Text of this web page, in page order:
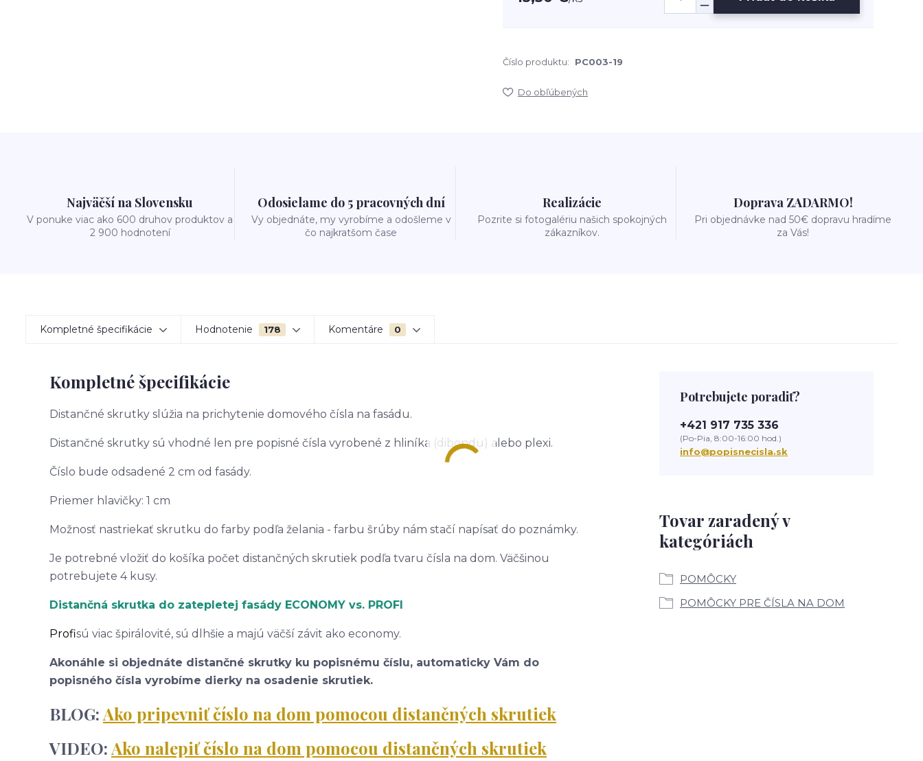
Číslo produktu: PC003-19
Do obľúbených
Najväčší na Slovensku
V ponuke viac ako 600 druhov produktov a
2 900 hodnotení
Odosielame do 5 pracovných dní
Vy objednáte, my vyrobíme a odošleme v
čo najkratšom čase
Realizácie
Pozrite si fotogalériu našich spokojných
zákazníkov.
Doprava ZADARMO!
Pri objednávke nad 50€ dopravu hradíme
za Vás!
Kompletné špecifikácie Hodnotenie 178 Komentáre 0
Kompletné špecifikácie
Distančné skrutky slúžia na prichytenie domového čísla na fasádu.
Distančné skrutky sú vhodné len pre popisné čísla vyrobené z hliníka (dibondu) alebo plexi.
Číslo bude odsadené 2 cm od fasády.
Priemer hlavičky: 1 cm
Možnosť nastriekať skrutku do farby podľa želania - farbu šrúby nám stačí napísať do poznámky.
Je potrebné vložiť do košíka počet distančných skrutiek podľa tvaru čísla na dom. Väčšinou
potrebujete 4 kusy.
Distančná skrutka do zatepletej fasády ECONOMY vs. PROFI
Profisú viac špirálovité, sú dlhšie a majú väčší závit ako economy.
Akonáhle si objednáte distančné skrutky ku popisnému číslu, automaticky Vám do
popisného čísla vyrobíme dierky na osadenie skrutiek.
BLOG:Ako pripevniť číslo na dom pomocou distančných skrutiek
VIDEO:Ako nalepiť číslo na dom pomocou distančných skrutiek
Tovar zaradený v
kategóriách
POMÔCKY
POMÔCKY PRE ČÍSLA NA DOM
Potrebujete poradiť?
+421 917 735 336
(Po-Pia, 8:00-16:00 hod.)
info@popisnecisla.sk